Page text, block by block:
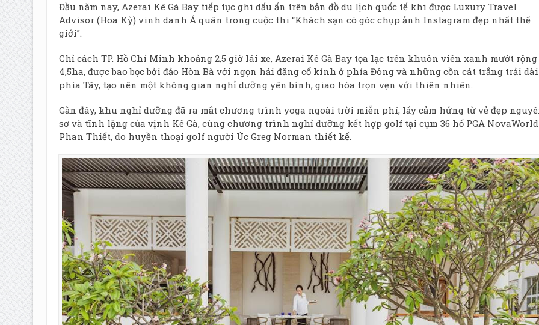
Đầu năm nay, Azerai Kê Gà Bay tiếp tục ghi dấu ấn trên bản đồ du lịch quốc tế khi được Luxury Travel
Advisor (Hoa Kỳ) vinh danh Á quân trong cuộc thi “Khách sạn có góc chụp ảnh Instagram đẹp nhất thế
giới”.
Chỉ cách TP. Hồ Chí Minh khoảng 2,5 giờ lái xe, Azerai Kê Gà Bay tọa lạc trên khuôn viên xanh mướt rộng
4,5ha, được bao bọc bởi đảo Hòn Bà với ngọn hải đăng cổ kính ở phía Đông và những cồn cát trắng trải
phía Tây, tạo nên một không gian nghỉ dưỡng yên bình, giao hòa trọn vẹn với thiên nhiên.
Gần đây, khu nghỉ dưỡng đã ra mắt chương trình yoga ngoài trời miễn phí, lấy cảm hứng từ vẻ đẹp
sơ và tĩnh lặng của vịnh Kê Gà, cùng chương trình nghỉ dưỡng kết hợp golf tại cụm 36 hố PGA NovaWorld
Phan Thiết, do huyền thoại golf người Úc Greg Norman thiết kế.